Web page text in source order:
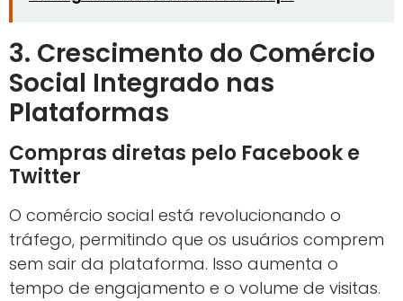
3. Crescimento do Comércio
Social Integrado nas
Plataformas
Compras diretas pelo Facebook e
Twitter
O comércio social está revolucionando o
tráfego, permitindo que os usuários comprem
sem sair da plataforma. Isso aumenta o
tempo de engajamento e o volume de visitas.